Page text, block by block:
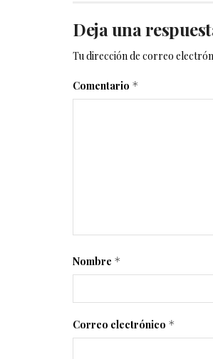
Deja una
Tu dirección de correo
Comentario *
Nombre *
Correo electrónico *